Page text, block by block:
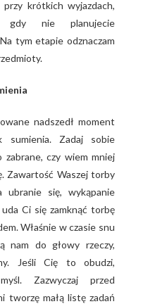
przy krótkich wyjazdach,
nie planujecie
tym etapie odznaczam
nadszedł moment
sumienia. Zadaj sobie
czy wiem mniej
Zawartość Waszej torby
ubranie się, wykąpanie
Ci się zamknąć torbę
Właśnie w czasie snu
nam do głowy rzeczy,
Jeśli Cię to obudzi,
Zazwyczaj przed
tworzę małą listę zadań